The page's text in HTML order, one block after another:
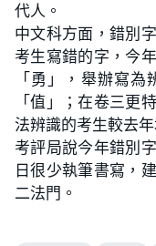
代人。
中文科方面，錯別
考生寫錯的字，今
「勇」，舉辦寫
「值」；在卷三更
法辨識的考生較去年
考評局說今年錯別
日很少執筆書寫，
二法門。